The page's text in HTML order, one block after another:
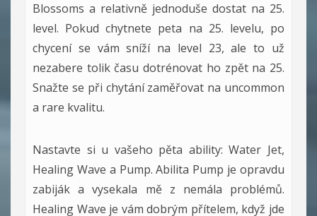
Blossoms a relativně jednoduše dostat na 25.
level. Pokud chytnete peta na 25. levelu, po
chycení se vám sníží na level 23, ale to už
nezabere tolik času dotrénovat ho zpět na 25.
Snažte se při chytání zaměřovat na uncommon
a rare kvalitu.
Nastavte si u vašeho pěta ability: Water Jet,
Healing Wave a Pump. Abilita Pump je opravdu
zabiják a vysekala mě z nemála problémů.
Healing Wave je vám dobrým přítelem, když jde